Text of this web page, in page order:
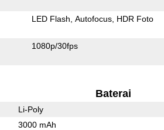
LED Flash Autofocus HDR Foto
1080p/30fps
Baterai
Li-Poly
3000 mAh